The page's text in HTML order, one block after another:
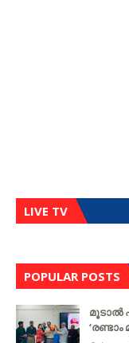
LIVE TV
POPULAR POSTS
മൂടാൽ